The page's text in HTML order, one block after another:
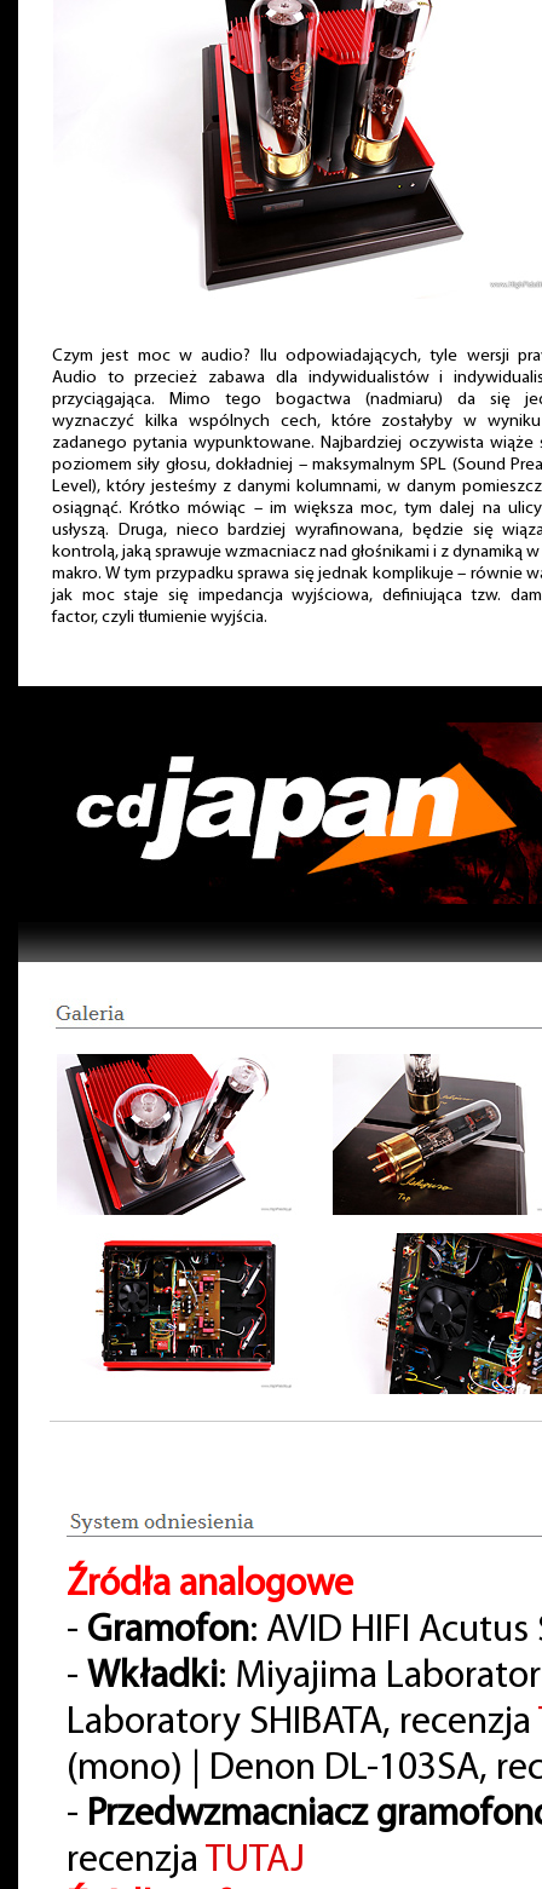
Czym jest moc w audio? Ilu odpowiadających, tyle wersji
Audio to przecież zabawa dla indywidualistów i
przyciągająca. Mimo tego bogactwa (nadmiaru) da się
wyznaczyć kilka wspólnych cech, które zostałyby w
zadanego pytania wypunktowane. Najbardziej oczywista wiąże
poziomem siły głosu, dokładniej – maksymalnym SPL (Sound
Level), który jesteśmy z danymi kolumnami, w danym
osiągnąć. Krótko mówiąc – im większa moc, tym dalej na
usłyszą. Druga, nieco bardziej wyrafinowana, będzie się
kontrolą, jaką sprawuje wzmacniacz nad głośnikami i z dynamiką w
makro. W tym przypadku sprawa się jednak komplikuje – równie
jak moc staje się impedancja wyjściowa, definiująca tzw.
factor, czyli tłumienie wyjścia.
Źródła analogowe
- Gramofon: AVID HIFI
- Wkładki: Miyajima
Laboratory SHIBATA, recenzja
(mono) | Denon DL-103SA,
- Przedwzmacniacz
recenzja TUTAJ